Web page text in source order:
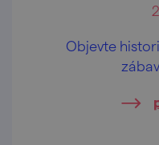
Objevte